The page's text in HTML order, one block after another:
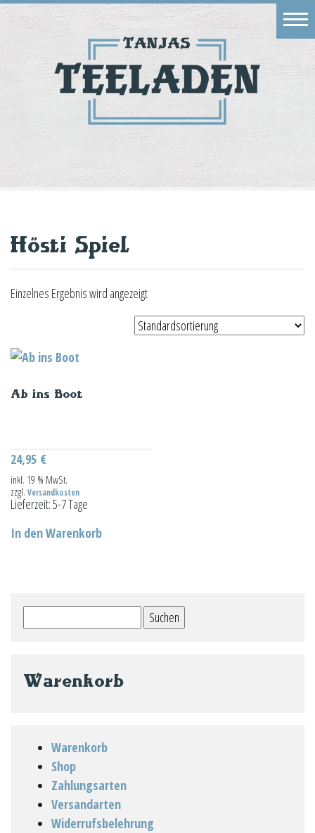
Hösti Spiel
Einzelnes Ergebnis wird angezeigt
Ab ins Boot
24,95 €
inkl. 19 % MwSt.
zzgl. Versandkosten
Lieferzeit:5-7 Tage
In den Warenkorb
nach:
Warenkorb
Warenkorb
Shop
Zahlungsarten
Versandarten
Widerrufsbelehrung
Geschäft